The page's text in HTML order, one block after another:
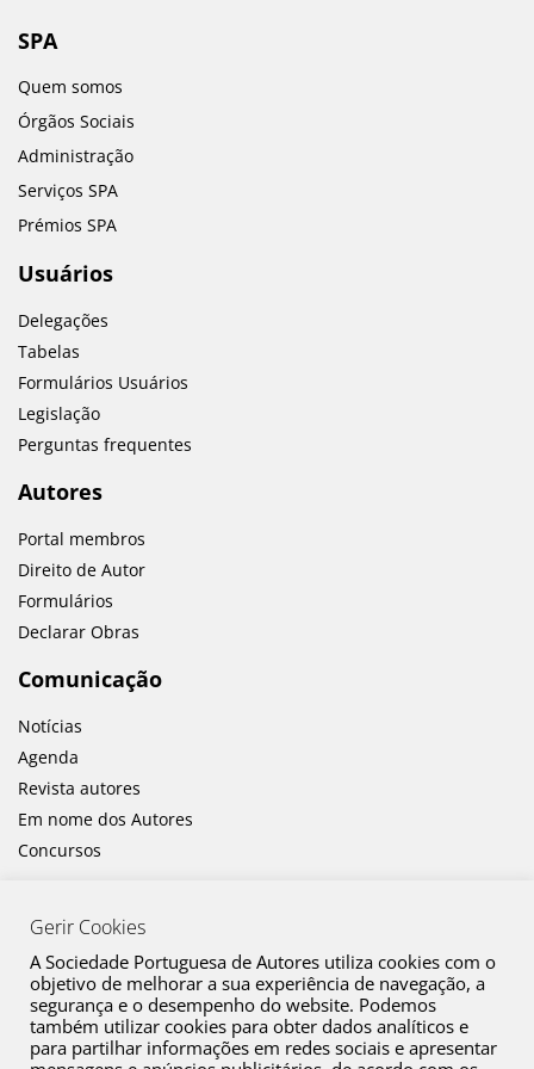
SPA
Quem somos
Órgãos Sociais
Administração
Serviços SPA
Prémios SPA
Usuários
Delegações
Tabelas
Formulários Usuários
Legislação
Perguntas frequentes
Autores
Portal membros
Direito de Autor
Formulários
Declarar Obras
Comunicação
Notícias
Agenda
Revista autores
Em nome dos Autores
Concursos
Canal de Denúncia
Gerir Cookies
A Sociedade Portuguesa de Autores utiliza cookies com o
objetivo de melhorar a sua experiência de navegação, a
segurança e o desempenho do website. Podemos
também utilizar cookies para obter dados analíticos e
para partilhar informações em redes sociais e apresentar